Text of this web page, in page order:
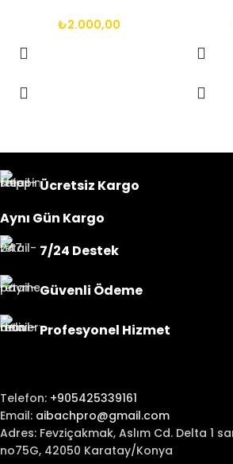
2025(ARASI) 5X112
66.6 14X1.25 BIJON
₺2.000,00
66.6
Ücretsiz Kargo
Aynı Gün Kargo
7/24 Destek
Güvenli Ödeme
Profesyonel Hizmet
Telefon: +905425339161
Email: aibachpro@gmail.com
Adres: Fevziçakmak, Aslım Cd. Delta 1
no75G, 42050 Karatay/Konya